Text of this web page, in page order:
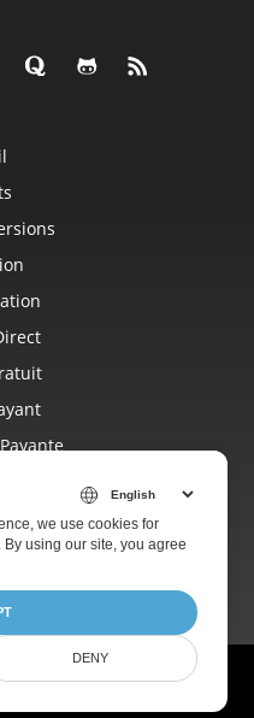
we use cookies for
using our site, you agree
DENY